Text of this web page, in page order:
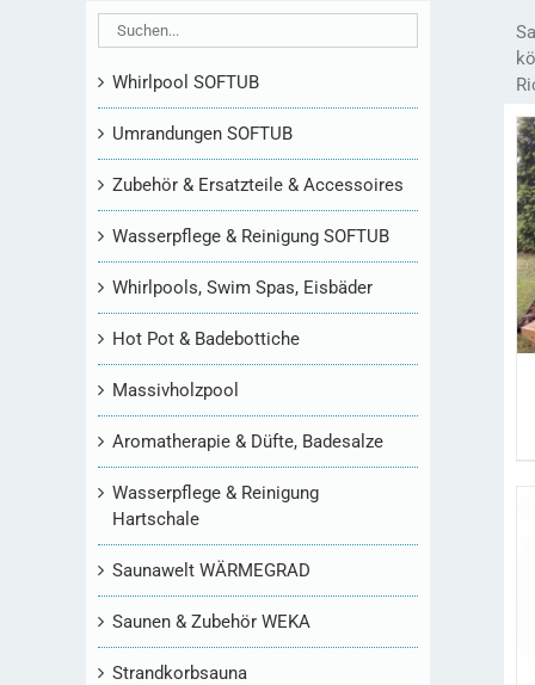
Whirlpool SOFTUB
Umrandungen SOFTUB
Zubehör & Ersatzteile & Accessoires
Wasserpflege & Reinigung SOFTUB
Whirlpools, Swim Spas, Eisbäder
Hot Pot & Badebottiche
Massivholzpool
Aromatherapie & Düfte, Badesalze
Wasserpflege & Reinigung
Hartschale
Saunawelt WÄRMEGRAD
Saunen & Zubehör WEKA
Strandkorbsauna